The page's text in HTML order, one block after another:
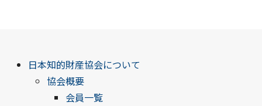
日本知的財産協会について
協会概要
会員一覧